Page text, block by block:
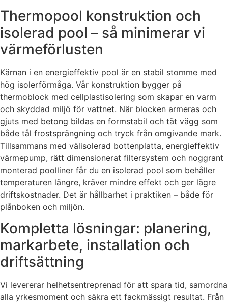
Thermopool konstruktion och
isolerad pool – så minimerar vi
värmeförlusten
Kärnan i en energieffektiv pool är en stabil stomme med
hög isolerförmåga. Vår konstruktion bygger på
thermoblock med cellplastisolering som skapar en varm
och skyddad miljö för vattnet. När blocken armeras och
gjuts med betong bildas en formstabil och tät vägg som
både tål frostsprängning och tryck från omgivande mark.
Tillsammans med välisolerad bottenplatta, energieffektiv
värmepump, rätt dimensionerat filtersystem och noggrant
monterad poolliner får du en isolerad pool som behåller
temperaturen längre, kräver mindre effekt och ger lägre
driftskostnader. Det är hållbarhet i praktiken – både för
plånboken och miljön.
Kompletta lösningar: planering,
markarbete, installation och
driftsättning
Vi levererar helhetsentreprenad för att spara tid, samordna
alla yrkesmoment och säkra ett fackmässigt resultat. Från